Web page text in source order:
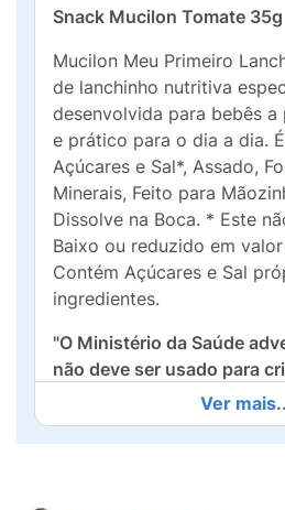
Snack Mucilon Tomate 35g
Mucilon Meu Primeiro
de lanchinho nutritiva
desenvolvida para bebês
e prático para o dia a dia.
Açúcares e Sal*, Assado,
Minerais, Feito para
Dissolve na Boca. * Este
Baixo ou reduzido em
Contém Açúcares e Sal
ingredientes.
"O Ministério da Saúde
não deve ser usado para
6 (seis) meses de idade,
expressa de médico ou
aleitamento materno evita
Ver